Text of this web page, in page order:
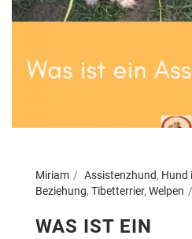
Miriam Assistenzhund, Hund
Beziehung, Tibetterrier, Welpen
WAS IST EIN